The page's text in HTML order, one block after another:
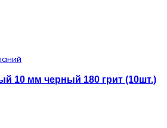
10 мм черный 180 грит (10шт.)